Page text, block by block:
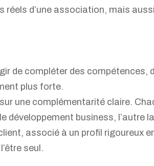
réels d’une association, mais
de compléter des compétences,
plus forte.
une complémentarité claire.
développement business, l’autre
associé à un profil rigoureux
seul.